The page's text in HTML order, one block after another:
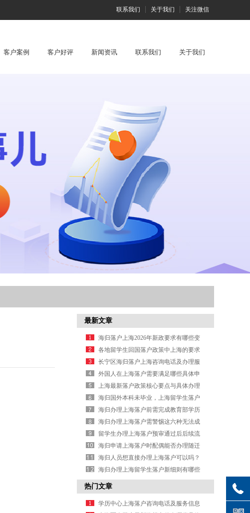
联系我们 关于我们 关注微信
客户案例 客户好评 新闻资讯 联系我们 关于我们
最新文章
海归落户上海2026年新政要求有哪些变
化？
各地留学生回国落户政策中上海的要求
有哪些？
长宁区海归落户上海咨询电话及办理服
务信息
外国人在上海落户需要满足哪些具体申
请条件
上海最新落户政策核心要点与具体办理
信息汇总
海归国外本科未毕业，上海留学生落户
学历认证怎么补救？
海归办理上海落户前需完成教育部学历
认证
海归办理上海落户需警惕这六种无法成
功落户的情况
留学生办理上海落户预审通过后后续流
程是什么
海归申请上海落户时配偶能否办理随迁
手续？
海归人员想直接办理上海落户可以吗？
海归办理上海留学生落户新细则有哪些
具体要求？
热门文章
学历中心上海落户咨询电话及服务信息